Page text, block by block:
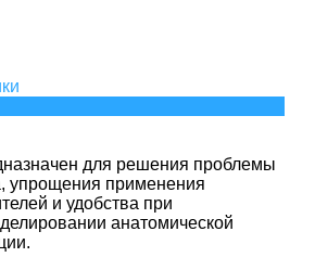
для решения проблемы
упрощения применения
и удобства при
анатомической